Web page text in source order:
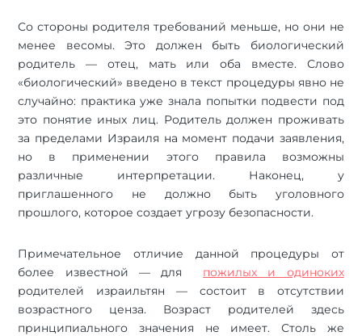
Со стороны родителя требований меньше, но они не
менее весомы. Это должен быть биологический
родитель — отец, мать или оба вместе. Слово
«биологический» введено в текст процедуры явно не
случайно: практика уже знала попытки подвести под
это понятие иных лиц. Родитель должен проживать
за пределами Израиля на момент подачи заявления,
но в применении этого правила возможны
различные интерпретации. Наконец, у
приглашенного не должно быть уголовного
прошлого, которое создает угрозу безопасности.
Примечательное отличие данной процедуры от
более известной — для пожилых и одиноких
родителей израильтян — состоит в отсутствии
возрастного ценза. Возраст родителей здесь
принципиального значения не имеет. Столь же